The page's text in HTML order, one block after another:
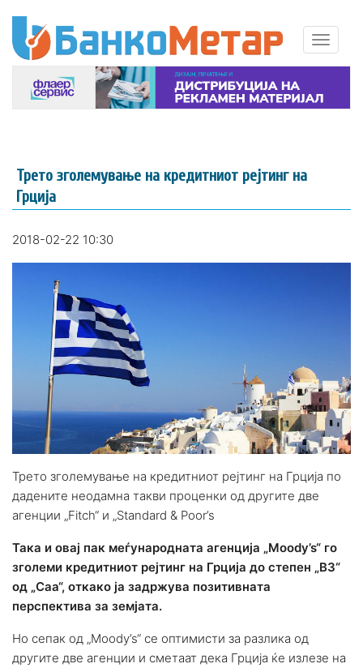
Трето зголемување на кредитниот рејтинг на
Грција
2018-02-22 10:30
Трето зголемување на кредитниот рејтинг на Грција по
дадените неодамна такви проценки од другите две
агенции „Fitch“ и „Standard & Poor’s
Така и овај пак меѓународната агенција „Moody’s“ го
зголеми кредитниот рејтинг на Грција до степен „В3“
од „Саа“, откако ја задржува позитивната
перспектива за земјата.
Но сепак од „Moody’s“ се оптимисти за разлика од
другите две агенции и сметаат дека Грција ќе излезе на